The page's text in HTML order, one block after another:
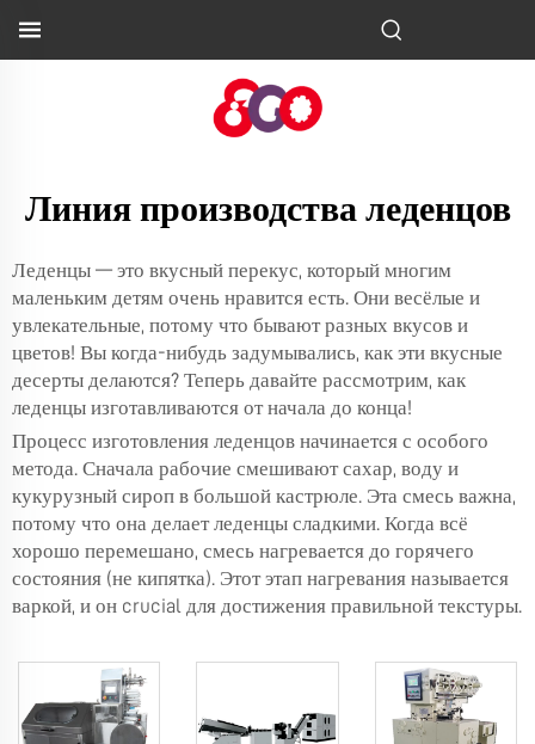
Линия производства леденцов
Леденцы — это вкусный перекус, который многим
маленьким детям очень нравится есть. Они весёлые и
увлекательные, потому что бывают разных вкусов и
цветов! Вы когда-нибудь задумывались, как эти вкусные
десерты делаются? Теперь давайте рассмотрим, как
леденцы изготавливаются от начала до конца!
Процесс изготовления леденцов начинается с особого
метода. Сначала рабочие смешивают сахар, воду и
кукурузный сироп в большой кастрюле. Эта смесь важна,
потому что она делает леденцы сладкими. Когда всё
хорошо перемешано, смесь нагревается до горячего
состояния (не кипятка). Этот этап нагревания называется
варкой, и он crucial для достижения правильной текстуры.